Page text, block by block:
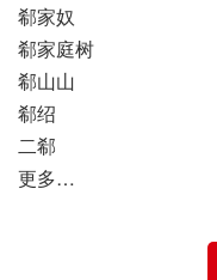
郗家奴
郗家庭树
郗山山
郗绍
二郗
更多…